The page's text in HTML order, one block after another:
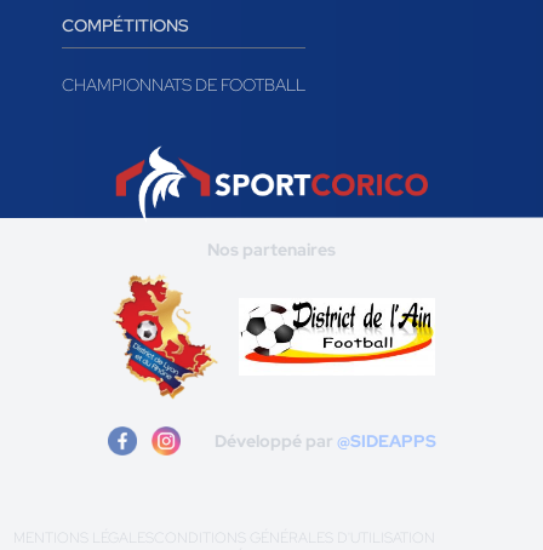
COMPÉTITIONS
CHAMPIONNATS DE FOOTBALL
Nos partenaires
Développé par @SIDEAPPS
MENTIONS LÉGALES
CONDITIONS GÉNÉRALES D'UTILISATION